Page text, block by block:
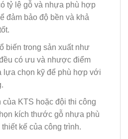
tỷ lệ gỗ và nhựa phù hợp
đảm bảo độ bền và khả
biến trong sản xuất như
có ưu và nhược điểm
lựa chọn kỹ để phù hợp với
của KTS hoặc đội thi công
kích thước gỗ nhựa phù
kế của công trình.